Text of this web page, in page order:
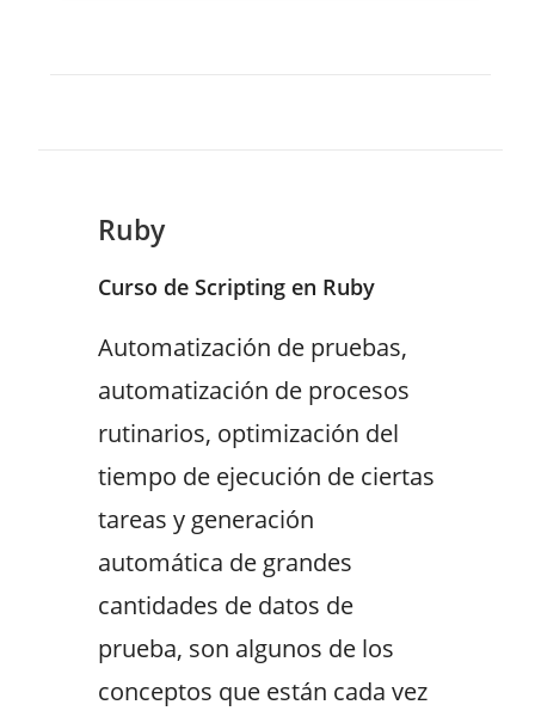
Ruby
Curso de Scripting en Ruby
Automatización de pruebas,
automatización de procesos
rutinarios, optimización del
tiempo de ejecución de ciertas
tareas y generación
automática de grandes
cantidades de datos de
prueba, son algunos de los
conceptos que están cada vez